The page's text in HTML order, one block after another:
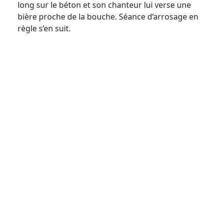
long sur le béton et son chanteur lui verse une
bière proche de la bouche. Séance d’arrosage en
règle s’en suit.